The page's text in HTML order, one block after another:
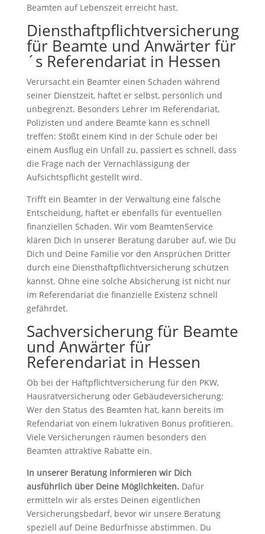
Beamten auf Lebenszeit erreicht hast.
Diensthaftpflichtversicherung
für Beamte und Anwärter für
´s Referendariat in Hessen
Verursacht ein Beamter einen Schaden während
seiner Dienstzeit, haftet er selbst, persönlich und
unbegrenzt. Besonders Lehrer im Referendariat,
Polizisten und andere Beamte kann es schnell
treffen: Stößt einem Kind in der Schule oder bei
einem Ausflug ein Unfall zu, passiert es schnell, dass
die Frage nach der Vernachlässigung der
Aufsichtspflicht gestellt wird.
Trifft ein Beamter in der Verwaltung eine falsche
Entscheidung, haftet er ebenfalls für eventuellen
finanziellen Schaden. Wir vom BeamtenService
klären Dich in unserer Beratung darüber auf, wie Du
Dich und Deine Familie vor den Ansprüchen Dritter
durch eine Diensthaftpflichtversicherung schützen
kannst. Ohne eine solche Absicherung ist nicht nur
im Referendariat die finanzielle Existenz schnell
gefährdet.
Sachversicherung für Beamte
und Anwärter für
Referendariat in Hessen
Ob bei der Haftpflichtversicherung für den PKW,
Hausratversicherung oder Gebäudeversicherung:
Wer den Status des Beamten hat, kann bereits im
Refendariat von einem lukrativen Bonus profitieren.
Viele Versicherungen räumen besonders den
Beamten attraktive Rabatte ein.
In unserer Beratung informieren wir Dich
ausführlich über Deine Möglichkeiten.Dafür
ermitteln wir als erstes Deinen eigentlichen
Versicherungsbedarf, bevor wir unsere Beratung
speziell auf Deine Bedürfnisse abstimmen. Du